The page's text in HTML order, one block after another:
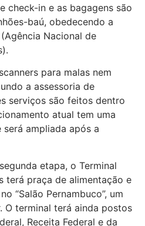
check-in e as bagagens são
baú, obedecendo a
Nacional de
para malas nem
a assessoria de
serviços são feitos dentro
atual tem uma
será ampliada após a
etapa, o Terminal
terá praça de alimentação e
“Salão Pernambuco”, um
O terminal terá ainda postos
Receita Federal e da